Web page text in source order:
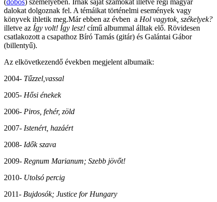
dalokat dolgoznak fel. A témáikat történelmi események vagy
könyvek ihletik meg.Már ebben az évben a Hol vagytok, székelyek?
illetve az Így volt! Így lesz! című albummal álltak elő. Rövidesen
csatlakozott a csapathoz Bíró Tamás (gitár) és Galántai Gábor
(billentyű).
Az elkövetkezendő években megjelent albumaik:
2004- Tűzzel,vassal
2005- Hősi énekek
2006- Piros, fehér, zöld
2007- Istenért, hazáért
2008- Idők szava
2009- Regnum Marianum; Szebb jövőt!
2010- Utolsó percig
2011- Bujdosók; Justice for Hungary